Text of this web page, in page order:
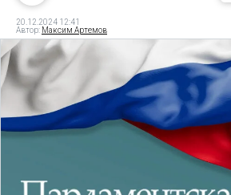
20.12.2024 12:41
Автор: Максим Артемов